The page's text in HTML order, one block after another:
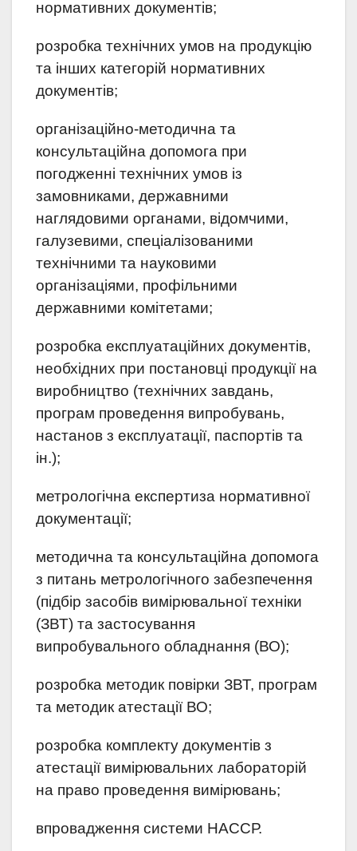
нормативних документів;
розробка технічних умов на продукцію
та інших категорій нормативних
документів;
організаційно-методична та
консультаційна допомога при
погодженні технічних умов із
замовниками, державними
наглядовими органами, відомчими,
галузевими, спеціалізованими
технічними та науковими
організаціями, профільними
державними комітетами;
розробка експлуатаційних документів,
необхідних при постановці продукції на
виробництво (технічних завдань,
програм проведення випробувань,
настанов з експлуатації, паспортів та
ін.);
метрологічна експертиза нормативної
документації;
методична та консультаційна допомога
з питань метрологічного забезпечення
(підбір засобів вимірювальної техніки
(ЗВТ) та застосування
випробувального обладнання (ВО);
розробка методик повірки ЗВТ, програм
та методик атестації ВО;
розробка комплекту документів з
атестації вимірювальних лабораторій
на право проведення вимірювань;
впровадження системи НАССР.